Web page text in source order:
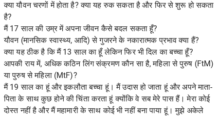
क्या यौवन चरणों में होता है? क्या यह रुक सकता है और फिर से शुरू हो सकता
है?
मैं 17 साल की उम्र में अपना जीवन कैसे बदल सकता हूँ?
यौवन (मानसिक स्वास्थ्य, आदि) से गुजरने के नकारात्मक प्रभाव क्या हैं?
क्या यह ठीक है कि मैं 13 साल का हूँ लेकिन फिर भी दिल का बच्चा हूँ?
आपकी राय में, अधिक कठिन लिंग संक्रमण कौन सा है, महिला से पुरुष (FtM)
या पुरुष से महिला (MtF)?
मैं 19 साल का हूं और इकलौता बच्चा हूं। मैं उदास हो जाता हूं और अपने माता-
पिता के साथ कुछ होने की चिंता करता हूं क्योंकि वे सब मेरे पास हैं। मेरा कोई
दोस्त नहीं है और मैं महामारी के साथ कोई भी नहीं बना पाया हूं। मुझे अकेले